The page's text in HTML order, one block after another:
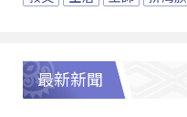
最新新聞